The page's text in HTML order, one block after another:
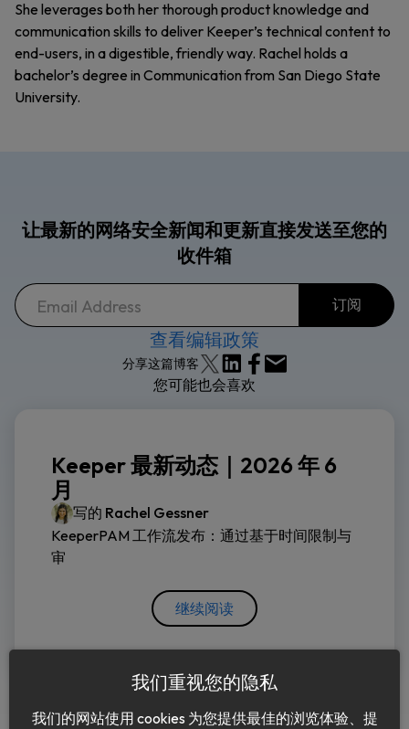
She leverages both her thorough product knowledge and
communication skills to deliver Keeper’s technical content to
end-users, in a digestible, friendly way. Rachel holds a
bachelor’s degree in Communication from San Diego State
University.
让最新的网络安全新闻和更新直接发送至您的
收件箱
查看编辑政策
分享这篇博客
您可能也会喜欢
Keeper 最新动态｜2026 年 6
月
写的 Rachel Gessner
KeeperPAM 工作流发布：通过基于时间限制与
审
继续阅读
我们重视您的隐私
我们的网站使用 cookies 为您提供最佳的浏览体验、提